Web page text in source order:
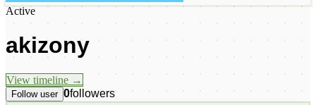
Active
akizony
View timeline →
Follow user 0followers